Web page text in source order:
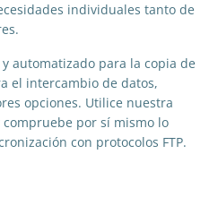
individuales tanto de
automatizado para la copia de
el intercambio de datos,
opciones. Utilice nuestra
compruebe por sí mismo lo
con protocolos FTP.